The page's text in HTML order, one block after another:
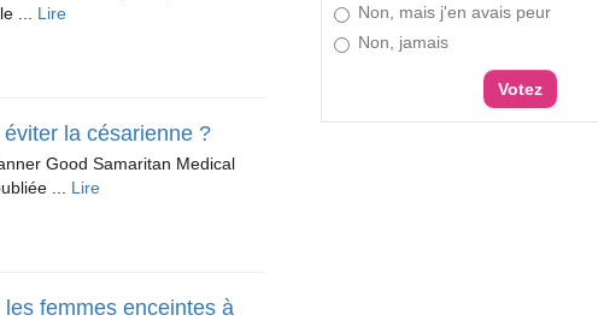
... Lire
la césarienne ?
Good Samaritan Medical
... Lire
femmes enceintes à
Non, mais j'en avais peur
Non, jamais